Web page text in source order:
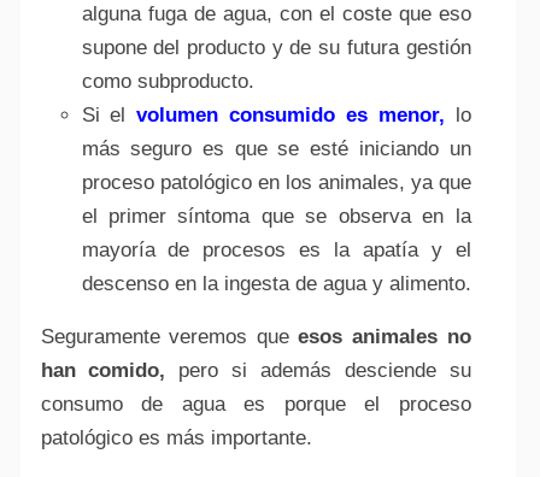
alguna fuga de agua, con el coste que eso
supone del producto y de su futura gestión
como subproducto.
Si elvolumen consumido es menor, lo
más seguro es que se esté iniciando un
proceso patológico en los animales, ya que
el primer síntoma que se observa en la
mayoría de procesos es la apatía y el
descenso en la ingesta de agua y alimento.
Seguramente veremos queesos animales no
han comido, pero si además desciende su
consumo de agua es porque el proceso
patológico es más importante.